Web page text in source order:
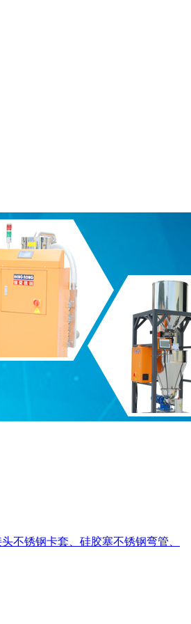
头不锈钢卡套、硅胶塞不锈钢弯管、